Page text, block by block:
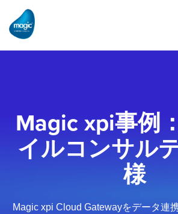
Magic xpi事例
イルコンサル
様
Magic xpi Cloud Gatewayをデータ連